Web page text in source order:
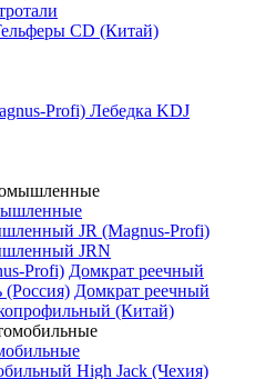
CD (Китай)
Лебедка KDJ
JR (Magnus-Profi)
JRN
Profi) Домкрат реечный
Домкрат реечный
(Китай)
High Jack (Чехия)